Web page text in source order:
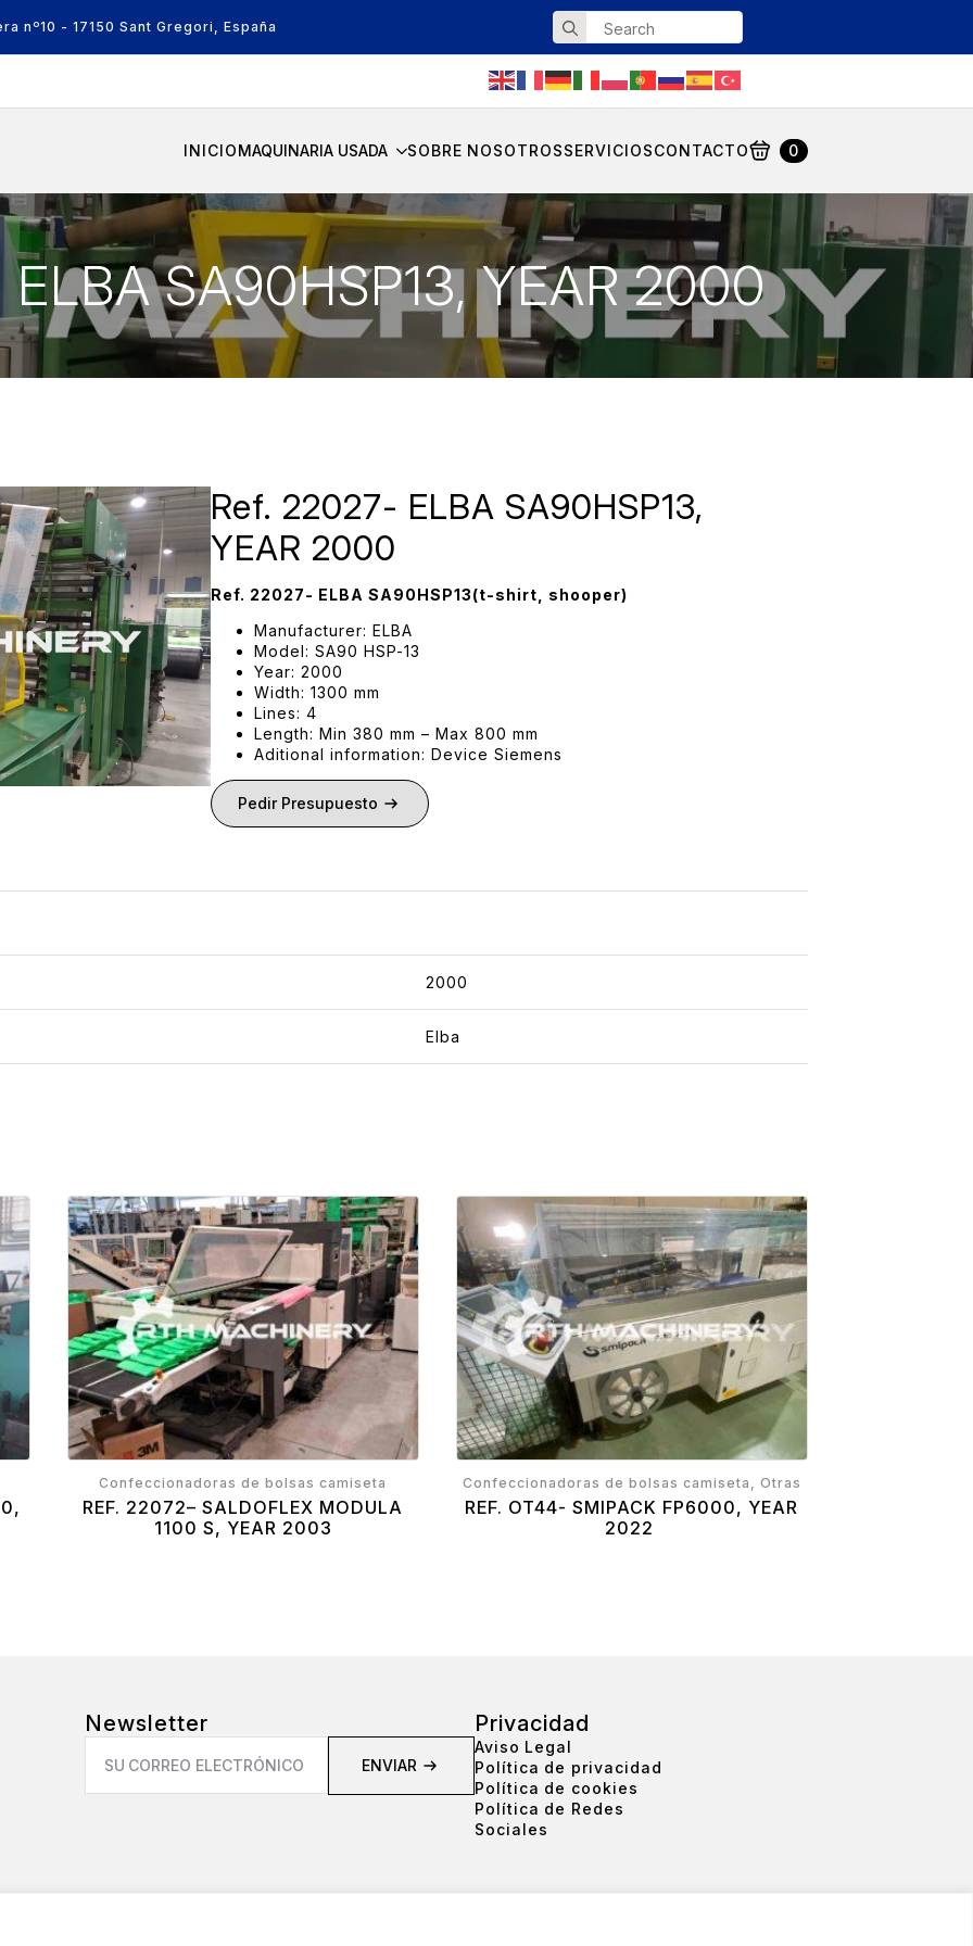
nº10 - 17150 Sant Gregori, España
Search
for:
INICIOMAQUINARIA USADA SOBRE NOSOTROSSERVICIOSCONTACTO 0
SA90HSP13, YEAR 2000
Ref. 22027- ELBA SA90HSP13,
YEAR 2000
Ref. 22027- ELBA SA90HSP13(t-shirt, shooper)
Manufacturer: ELBA
Model: SA90 HSP-13
Year: 2000
Width: 1300 mm
Lines: 4
Length: Min 380 mm – Max 800 mm
Aditional information: Device Siemens
Pedir Presupuesto
2000
Elba
Confeccionadoras de bolsas camiseta
REF. 22072– SALDOFLEX MODULA
1100 S, YEAR 2003
Confeccionadoras de bolsas camiseta, Otras
REF. OT44- SMIPACK FP6000, YEAR
2022
Newsletter
Email
ENVIAR
Privacidad
Aviso Legal
Política de privacidad
Política de cookies
Política de Redes
Sociales